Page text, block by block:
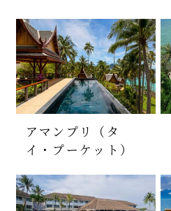
アマンプリ（タ
イ・プーケット）